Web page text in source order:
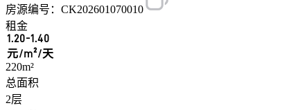
房源编号：CK202601070010
租金
1.20-1.40
元/m²/天
220m²
总面积
2层